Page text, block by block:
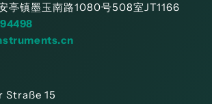
亭镇墨玉南路1080号508室JT1166
Straße 15